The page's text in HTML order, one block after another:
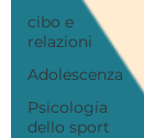
cibo e
relazioni
Adolescenza
Psicologia
dello sport